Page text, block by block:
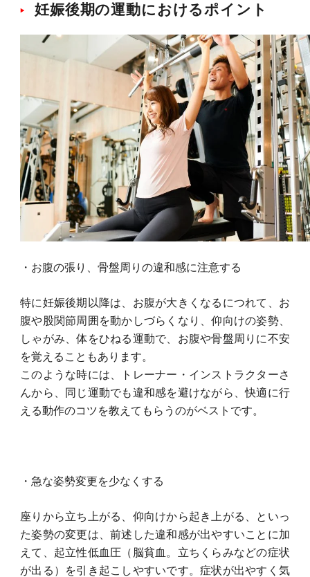
妊娠後期の運動におけるポイント
・お腹の張り、骨盤周りの違和感に注意する
特に妊娠後期以降は、お腹が大きくなるにつれて、お
腹や股関節周囲を動かしづらくなり、仰向けの姿勢、
しゃがみ、体をひねる運動で、お腹や骨盤周りに不安
を覚えることもあります。
このような時には、トレーナー・インストラクターさ
んから、同じ運動でも違和感を避けながら、快適に行
える動作のコツを教えてもらうのがベストです。
・急な姿勢変更を少なくする
座りから立ち上がる、仰向けから起き上がる、といっ
た姿勢の変更は、前述した違和感が出やすいことに加
えて、起立性低血圧（脳貧血。立ちくらみなどの症状
が出る）を引き起こしやすいです。症状が出やすく気